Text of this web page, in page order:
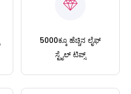
5000ಕ್ಕೂ ಹೆಚ್ಚಿನ ಲೈಫ್
ಸ್ಟೈಲ್ ಟಿಪ್ಸ್